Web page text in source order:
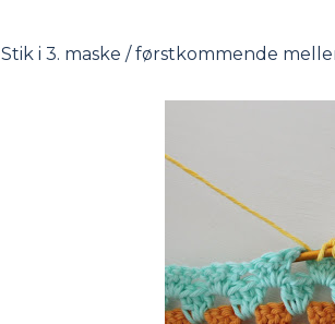
Stik i 3. maske / førstkommende